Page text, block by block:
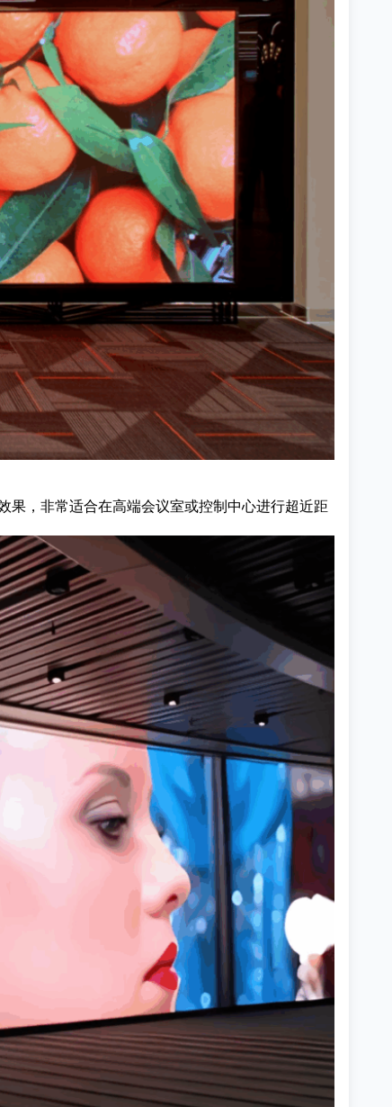
果，非常适合在高端会议室或控制中心进行超近距